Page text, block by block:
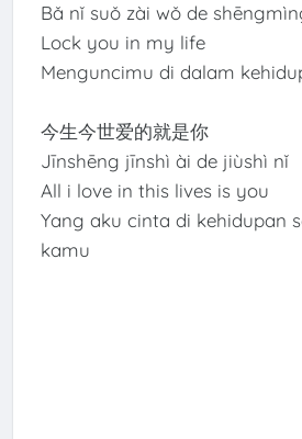
Bǎ nǐ suǒ zài wǒ de
Lock you in my life
Menguncimu di dalam
今生今世爱的就是你
Jīnshēng jīnshì ài de jiùshì nǐ
All i love in this lives is you
Yang aku cinta di kehidupan
kamu